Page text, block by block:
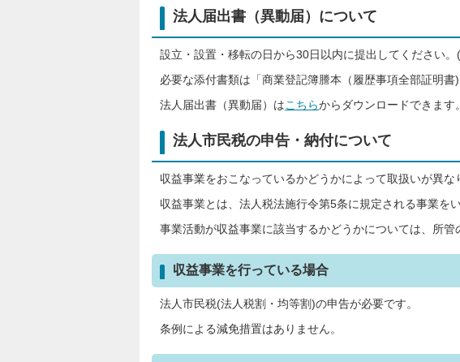
法人届出書（異動届）について
設立・設置・移転の日から30日以内に提出してください
必要な添付書類は「商業登記簿謄本（履歴事項全部証明書
法人届出書（異動届）はこちらからダウンロードできます。
法人市民税の申告・納付について
収益事業をおこなっているかどうかによって取扱いが異な
収益事業とは、法人税法施行令第5条に規定される事業をい
事業活動が収益事業に該当するかどうかについては、所管
収益事業を行っている場合
法人市民税(法人税割・均等割)の申告が必要です。
条例による減免措置はありません。